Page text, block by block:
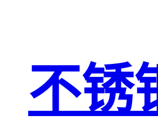
不锈